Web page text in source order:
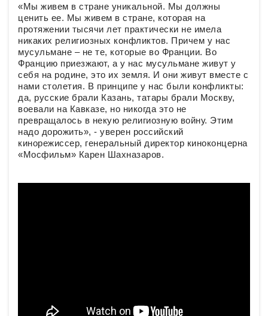
«Мы живем в стране уникальной. Мы должны
ценить ее. Мы живем в стране, которая на
протяжении тысячи лет практически не имела
никаких религиозных конфликтов. Причем у нас
мусульмане – не те, которые во Франции. Во
Францию приезжают, а у нас мусульмане живут у
себя на родине, это их земля. И они живут вместе с
нами столетия. В принципе у нас были конфликты:
да, русские брали Казань, татары брали Москву,
воевали на Кавказе, но никогда это не
превращалось в некую религиозную войну. Этим
надо дорожить», - уверен российский
кинорежиссер, генеральный директор киноконцерна
«Мосфильм» Карен Шахназаров.